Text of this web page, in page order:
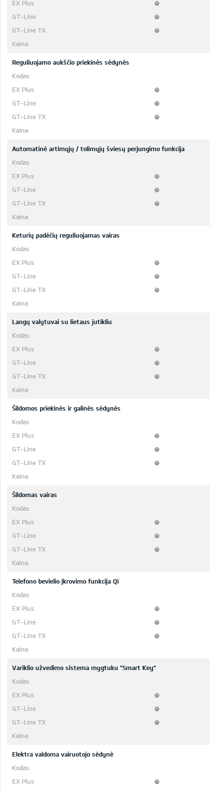
Reguliuojamo aukščio priekinės sėdynės
Automatinė artimųjų / tolimųjų šviesų perjungimo funkcija
Keturių padėčių reguliuojamas vairas
Langų valytuvai su lietaus jutikliu
Šildomos priekinės ir galinės sėdynės
Šildomas vairas
Telefono bevielio įkrovimo funkcija Qi
Variklio užvedimo sistema mygtuku "Smart Key"
Elektra valdoma vairuotojo sėdynė